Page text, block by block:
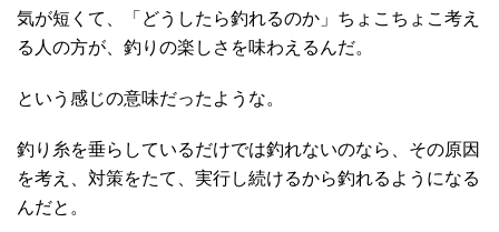
気が短くて、「どうしたら釣れるのか」ちょこちょこ考え
る人の方が、釣りの楽しさを味わえるんだ。
という感じの意味だったような。
釣り糸を垂らしているだけでは釣れないのなら、その原因
を考え、対策をたて、実行し続けるから釣れるようになる
んだと。